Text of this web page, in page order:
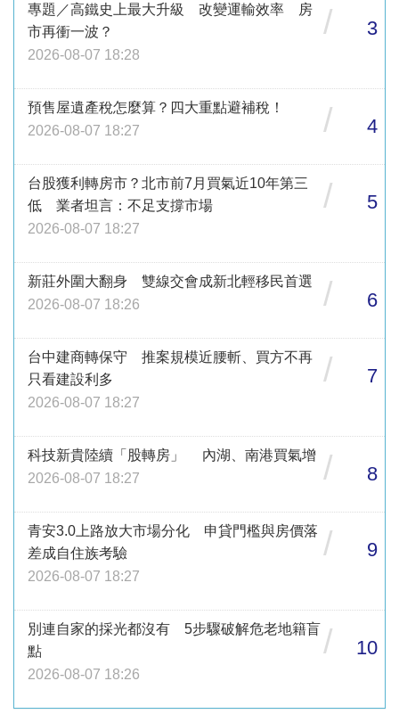
專題／高鐵史上最大升級 改變運輸效率 房
市再衝一波？
2026-08-07 18:28
/ 3
預售屋遺產稅怎麼算？四大重點避補稅！
2026-08-07 18:27
/ 4
台股獲利轉房市？北市前7月買氣近10年第三
低 業者坦言：不足支撐市場
2026-08-07 18:27
/ 5
新莊外圍大翻身 雙線交會成新北輕移民首選
2026-08-07 18:26
/ 6
台中建商轉保守 推案規模近腰斬、買方不再
只看建設利多
2026-08-07 18:27
/ 7
科技新貴陸續「股轉房」 內湖、南港買氣增
2026-08-07 18:27
/ 8
青安3.0上路放大市場分化 申貸門檻與房價落
差成自住族考驗
2026-08-07 18:27
/ 9
別連自家的採光都沒有 5步驟破解危老地籍盲
點
2026-08-07 18:26
/ 10